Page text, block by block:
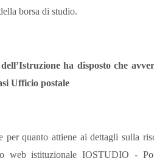
borsa di studio.
ha disposto che
Ufficio postale
quanto attiene ai dettagli sulla
web istituzionale IOSTUDIO -